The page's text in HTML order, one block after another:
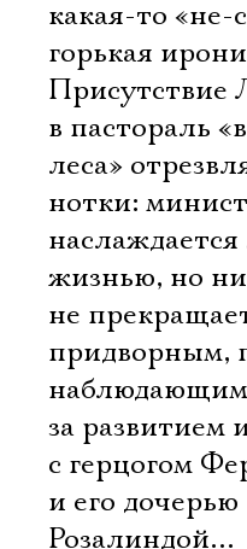
какая-то «не-
горькая
Присутствие
в пастораль
леса»
нотки:
жизнью, но
не
придворным,
наблюдающим
за развитием
с герцогом
и его дочерью
Розалиндой…